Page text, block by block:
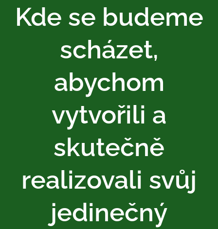
Kde se budeme
scházet,
abychom
vytvořili a
skutečně
realizovali svůj
jedinečný